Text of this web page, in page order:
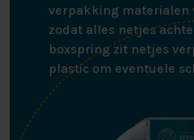
verpakking materialen
zodat alles netjes
boxspring zit netjes
plastic om eventuele